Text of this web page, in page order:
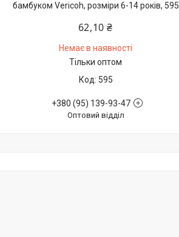
бамбуком Vericoh, розміри 6-14 років, 595
62,10 ₴
Немає в наявності
Тільки оптом
595
+380 (95) 139-93-47
Оптовий відділ